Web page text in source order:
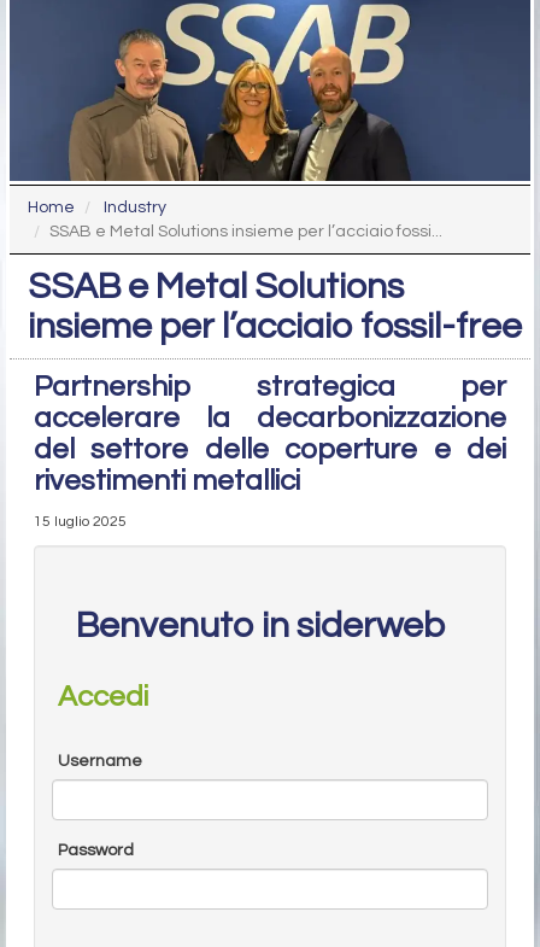
Home
Industry
SSAB e Metal Solutions insieme per l’acciaio fossi...
SSAB e Metal Solutions
insieme per l’acciaio fossil-free
Partnership strategica per
accelerare la decarbonizzazione
del settore delle coperture e dei
rivestimenti metallici
15 luglio 2025
Benvenuto in siderweb
Accedi
Username
Password